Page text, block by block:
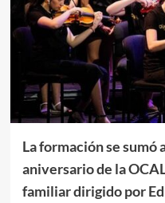
La formación se sumó
aniversario de la
familiar dirigido por